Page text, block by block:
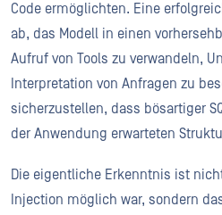
Code ermöglichten. Eine
ab, das Modell in einen
Aufruf von Tools zu verwandeln,
Interpretation von Anfragen zu
sicherzustellen, dass bösartiger
der Anwendung erwarteten
Die eigentliche Erkenntnis ist
Injection möglich war, sondern